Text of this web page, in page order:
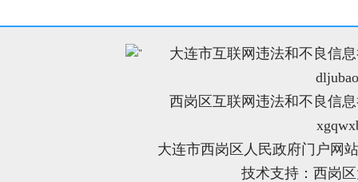
"
大连市互联网违法和不良信
西岗区互联网违法和不良信
大连市西岗区人民政府门户网
技术支持：西岗